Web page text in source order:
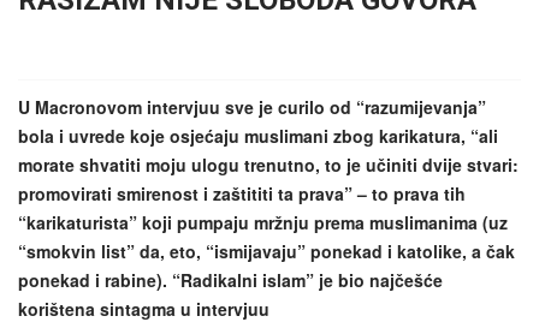
i
g
a
t
o
n
a
i
o
U Macronovom intervjuu sve je curilo od “razumijevanja”
bola i uvrede koje osjećaju muslimani zbog karikatura, “ali
morate shvatiti moju ulogu trenutno, to je učiniti dvije stvari:
promovirati smirenost i zaštititi ta prava” – to prava tih
“karikaturista” koji pumpaju mržnju prema muslimanima (uz
“smokvin list” da, eto, “ismijavaju” ponekad i katolike, a čak
ponekad i rabine). “Radikalni islam” je bio najčešće
korištena sintagma u intervjuu